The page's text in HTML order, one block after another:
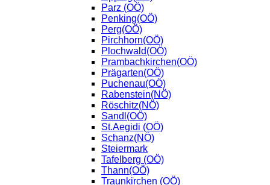
Parz (OÖ)
Penking(OÖ)
Perg(OÖ)
Pirchhorn(OÖ)
Plochwald(OÖ)
Prambachkirchen(OÖ)
Prägarten(OÖ)
Puchenau(OÖ)
Rabenstein(NÖ)
Röschitz(NÖ)
Sandl(OÖ)
St.Aegidi (OÖ)
Schanz(NÖ)
Steiermark
Tafelberg (OÖ)
Thann(OÖ)
Traunkirchen (OÖ)